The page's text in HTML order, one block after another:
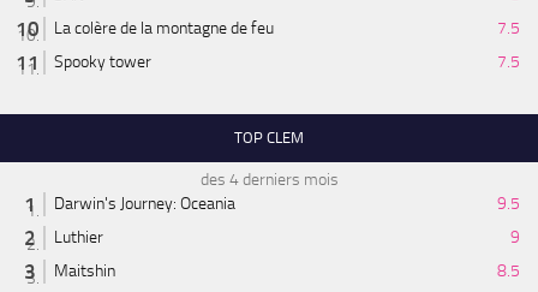
La colère de la montagne de feu
7.5
Spooky tower
7.5
TOP CLEM
des 4 derniers mois
Darwin's Journey: Oceania
9.5
Luthier
9
Maitshin
8.5